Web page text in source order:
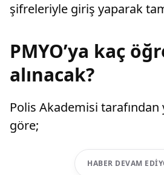
şifreleriyle giriş yaparak
PMYO’ya kaç
alınacak?
Polis Akademisi tarafından
göre;
HABER DEVAM